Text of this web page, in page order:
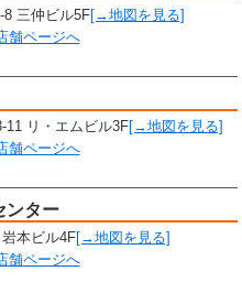
8 三仲ビル5F[→地図を見る]
舗ページへ
11 リ・エムビル3F[→地図を見る]
舗ページへ
ンター
本ビル4F[→地図を見る]
舗ページへ